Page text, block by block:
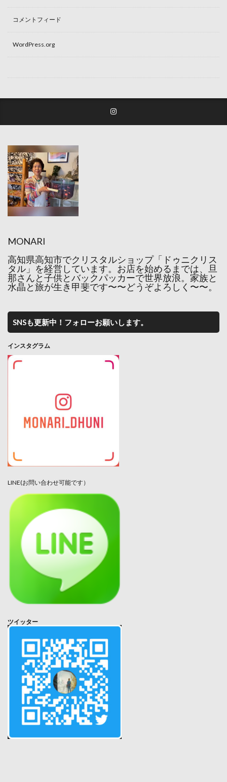
コメントフィード
WordPress.org
MONARI
高知県高知市でクリスタルショップ「ドゥニクリス
タル」を経営しています。お店を始めるまでは、旦
那さんと子供とバックパッカーで世界放浪。家族と
水晶と旅が生き甲斐です〜〜どうぞよろしく〜〜。
SNSも更新中！フォローお願いします。
インスタグラム
LINE(お問い合わせ可能です）
ツイッター